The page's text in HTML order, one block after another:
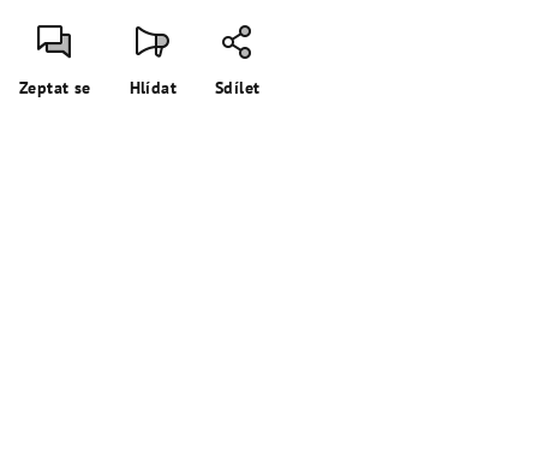
Zeptat se Hlídat Sdílet